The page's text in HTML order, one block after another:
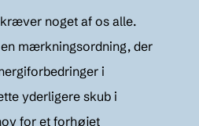
noget af os alle.
mærkningsordning, der
i
yderligere skub i
for et forhøjet